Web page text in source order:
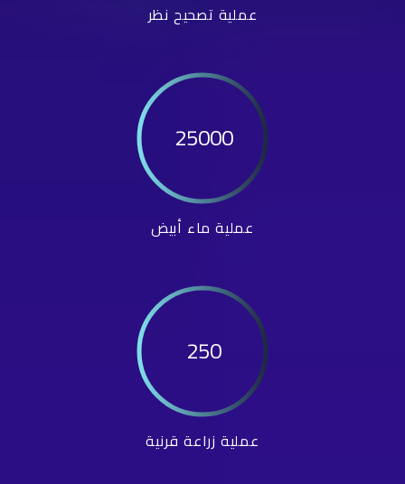
عملية تصحيح نظر
25000
عملية ماء أبيض
250
عملية زراعة قرنية